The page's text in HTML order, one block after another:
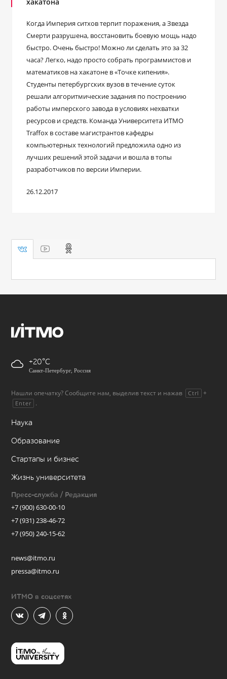
Когда Империя ситхов терпит поражения, а Звезда
Смерти разрушена, восстановить боевую мощь надо
быстро. Очень быстро! Можно ли сделать это за 32
часа? Легко, надо просто собрать программистов и
математиков на хакатоне в «Точке кипения».
Студенты петербургских вузов в течение суток
решали алгоритмические задания по построению
работы имперского завода в условиях нехватки
ресурсов и средств. Команда Университета ИТМО
Traffox в составе магистрантов кафедры
компьютерных технологий предложила одно из
лучших решений этой задачи и вошла в топы
разработчиков по версии Империи.
26.12.2017
+20
Санкт-Петербург, Россия
Нашли опечатку? Сообщите нам, выделив текст и нажав Ctrl +
Enter .
Наука
Образование
Стартапы и бизнес
Жизнь университета
Пресс-служба / Редакция
+7 (900) 630-00-10
+7 (931) 238-46-72
+7 (950) 240-15-62
news@itmo.ru
pressa@itmo.ru
ИТМО в соцсетях